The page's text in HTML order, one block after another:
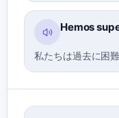
Hemos
私たちは過去に困